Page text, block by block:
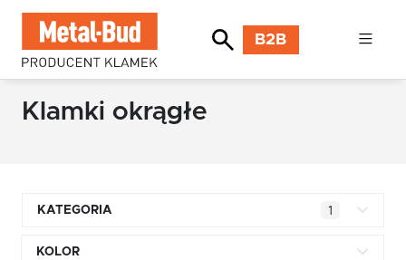
B2B
Klamki okrągłe
KATEGORIA 1
Klamki kwadratowe
KOLOR